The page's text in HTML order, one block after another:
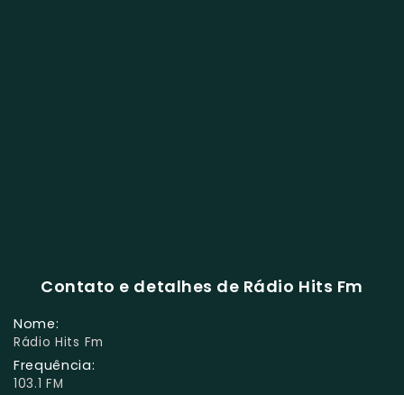
Contato e detalhes de Rádio Hits Fm
Nome:
Rádio Hits Fm
Frequência:
103.1 FM